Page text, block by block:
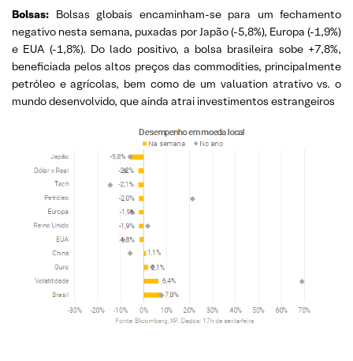
Bolsas: Bolsas globais encaminham-se para um fechamento
negativo nesta semana, puxadas por Japão (-5,8%), Europa (-1,9%)
e EUA (-1,8%). Do lado positivo, a bolsa brasileira sobe +7,8%,
beneficiada pelos altos preços das commodities, principalmente
petróleo e agrícolas, bem como de um valuation atrativo vs. o
mundo desenvolvido, que ainda atrai investimentos estrangeiros